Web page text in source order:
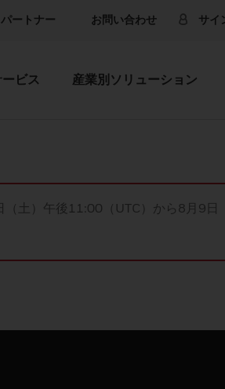
パートナー お問い合わせ サイ
ビス 産業別ソリューション
土）午後11:00（UTC）から8月9日